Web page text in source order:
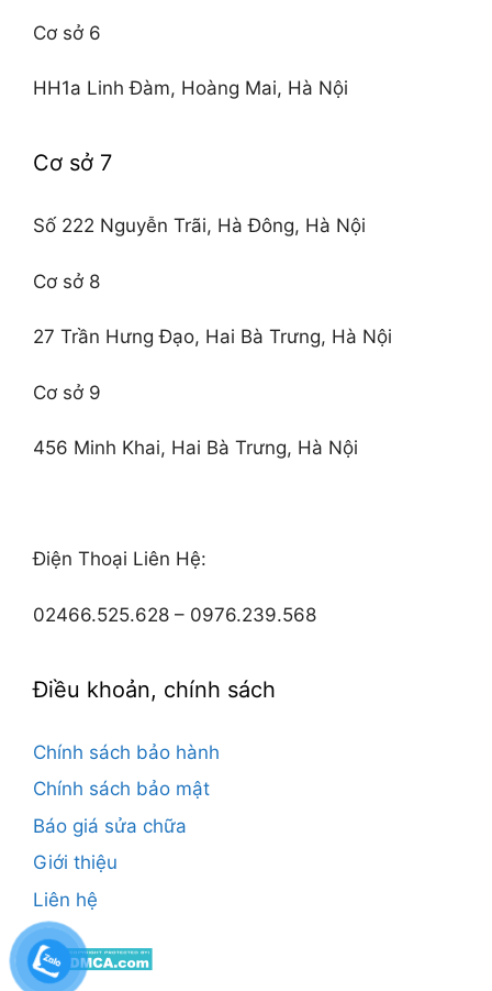
Cơ sở 6
HH1a Linh Đàm, Hoàng Mai, Hà Nội
Cơ sở 7
Số 222 Nguyễn Trãi, Hà Đông, Hà Nội
Cơ sở 8
27 Trần Hưng Đạo, Hai Bà Trưng, Hà Nội
Cơ sở 9
456 Minh Khai, Hai Bà Trưng, Hà Nội
Điện Thoại Liên Hệ:
02466.525.628 – 0976.239.568
Điều khoản, chính sách
Chính sách bảo hành
Chính sách bảo mật
Báo giá sửa chữa
Giới thiệu
Liên hệ